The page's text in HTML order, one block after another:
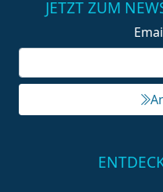
JETZT ZUM